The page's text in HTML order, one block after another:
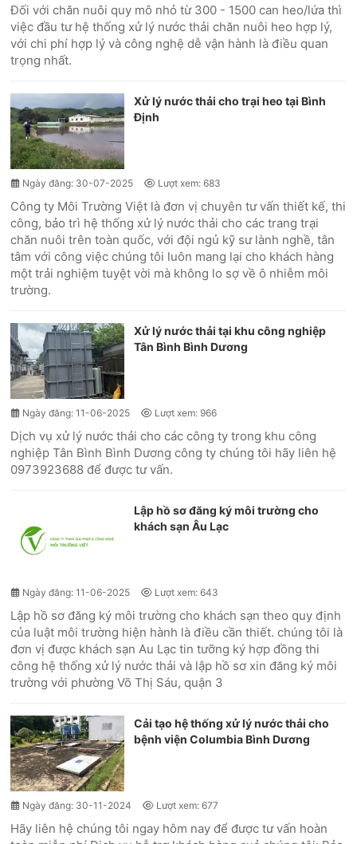
Đối với chăn nuôi quy mô nhỏ từ 300 - 1500 can heo/lứa thì
việc đầu tư hệ thống xử lý nước thải chăn nuôi heo hợp lý,
với chi phí hợp lý và công nghệ dễ vận hành là điều quan
trọng nhất.
Xử lý nước thải cho trại heo tại Bình
Định
Ngày đăng: 30-07-2025 Lượt xem: 683
Công ty Môi Trường Việt là đơn vị chuyên tư vấn thiết kế, thi
công, bảo trì hệ thống xử lý nước thải cho các trang trại
chăn nuôi trên toàn quốc, với đội ngủ kỹ sư lành nghề, tân
tâm với công việc chúng tôi luôn mang lại cho khách hàng
một trải nghiệm tuyệt vời mà không lo sợ về ô nhiễm môi
trường.
Xử lý nước thải tại khu công nghiệp
Tân Bình Bình Dương
Ngày đăng: 11-06-2025 Lượt xem: 966
Dịch vụ xử lý nước thải cho các công ty trong khu công
nghiệp Tân Bình Bình Dương công ty chúng tôi hãy liên hệ
0973923688 để được tư vấn.
Lập hồ sơ đăng ký môi trường cho
khách sạn Âu Lạc
Ngày đăng: 11-06-2025 Lượt xem: 643
Lập hồ sơ đăng ký môi trường cho khách sạn theo quy định
của luật môi trường hiện hành là điều cần thiết. chúng tôi là
đơn vị được khách sạn Au Lạc tin tưỡng ký hợp đồng thi
công hệ thống xử lý nước thải và lập hồ sơ xin đăng ký môi
trường với phường Võ Thị Sáu, quận 3
Cải tạo hệ thống xử lý nước thải cho
bệnh viện Columbia Bình Dương
Ngày đăng: 30-11-2024 Lượt xem: 677
Hãy liên hệ chúng tôi ngay hôm nay để được tư vấn hoàn